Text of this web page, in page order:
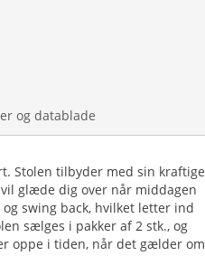
og datablade
Stolen tilbyder med sin kraftige
glæde dig over når middagen
swing back, hvilket letter ind
sælges i pakker af 2 stk., og
oppe i tiden, når det gælder om